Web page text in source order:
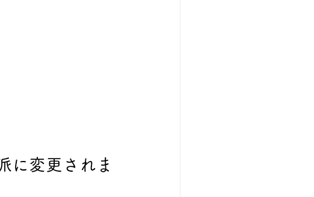
に変更されま